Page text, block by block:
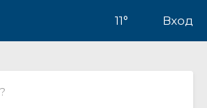
11° Вход